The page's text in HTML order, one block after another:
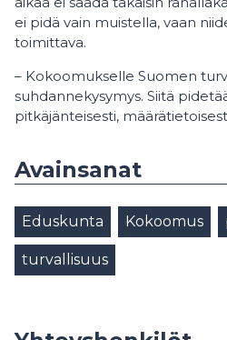
ei pidä vain muistella, vaan
toimittava.
– Kokoomukselle Suomen
suhdannekysymys. Siitä
pitkäjänteisesti,
Avainsanat
Eduskunta Kokoomus
turvallisuus